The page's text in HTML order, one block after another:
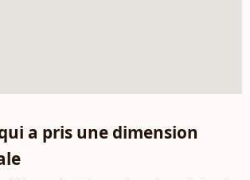
a pris une dimension